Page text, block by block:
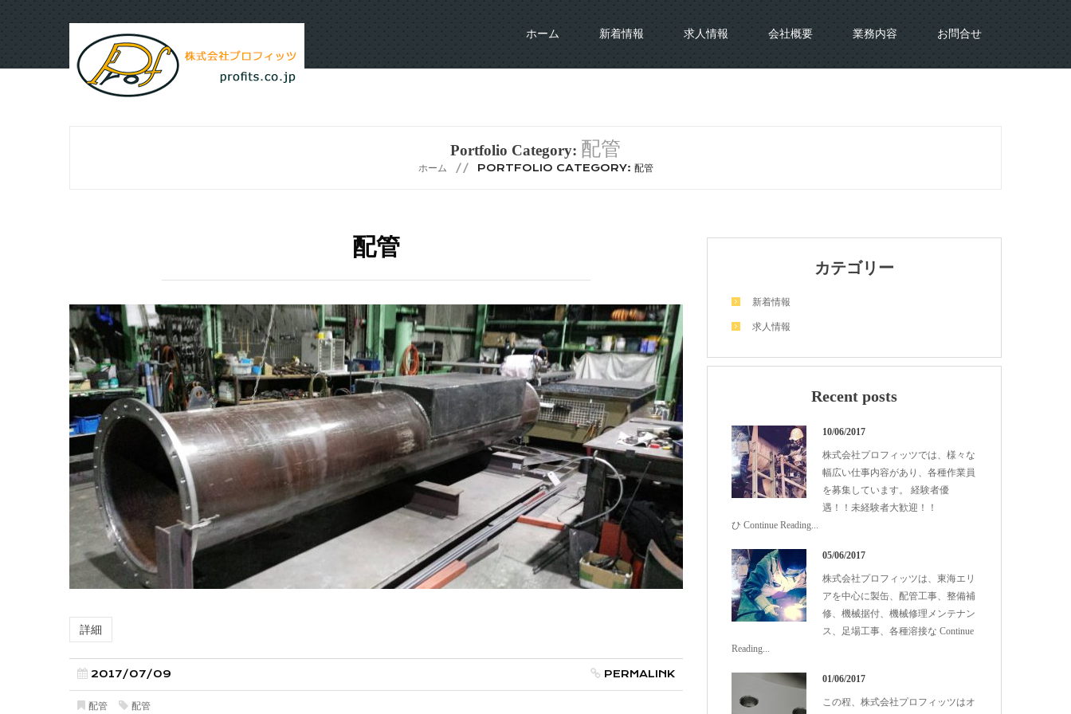
ホーム 新着情報 求人情報 会社概要 業務内容 お問合せ
Portfolio Category: 配管
ホーム PORTFOLIO CATEGORY: 配管
配管
詳細
2017/07/09 PERMALINK
配管 配管
カテゴリー
新着情報
求人情報
Recent posts
10/06/2017
株式会社プロフィッツでは、様々な
幅広い仕事内容があり、各種作業員
を募集しています。 経験者優
遇！！未経験者大歓迎！！
ひ Continue Reading...
05/06/2017
株式会社プロフィッツは、東海エリ
アを中心に製缶、配管工事、整備補
修、機械据付、機械修理メンテナン
ス、足場工事、各種溶接な Continue
Reading...
01/06/2017
この程、株式会社プロフィッツはオ